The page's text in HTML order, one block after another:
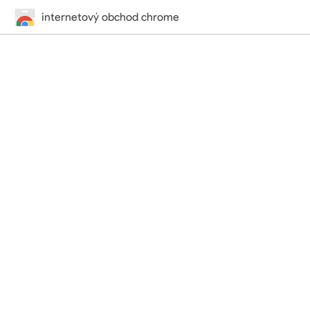
internetový obchod chrome